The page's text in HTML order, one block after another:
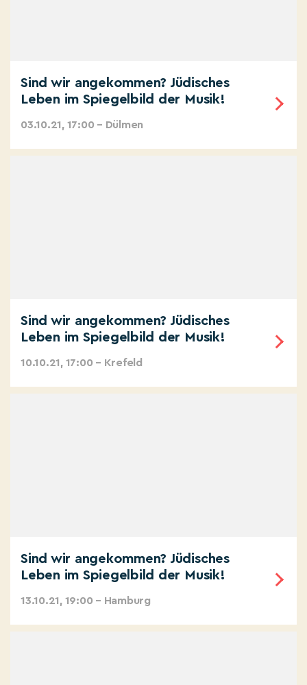
Sind wir angekommen? Jüdisches
Leben im Spiegelbild der Musik!
03.10.21, 17:00 – Dülmen
Sind wir angekommen? Jüdisches
Leben im Spiegelbild der Musik!
10.10.21, 17:00 – Krefeld
Sind wir angekommen? Jüdisches
Leben im Spiegelbild der Musik!
13.10.21, 19:00 – Hamburg